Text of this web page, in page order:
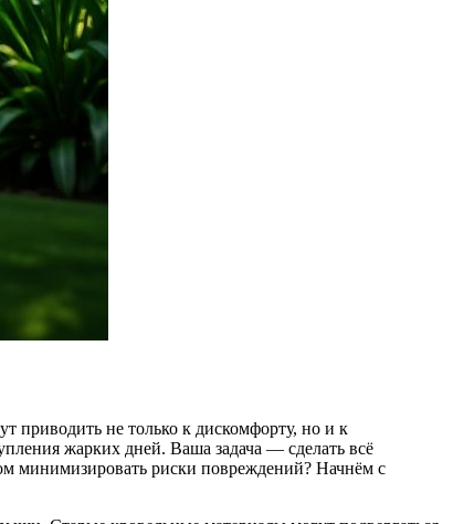
приводить не только к дискомфорту, но и к
жарких дней. Ваша задача — сделать всё
минимизировать риски повреждений? Начнём с